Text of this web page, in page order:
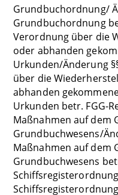
Grundbuchordnung/
Grundbuchordnung
Verordnung über die
oder abhanden
Urkunden/Änderung
über die
abhanden
Urkunden betr. FGG-
Maßnahmen auf dem
Grundbuchwesens/
Maßnahmen auf dem
Grundbuchwesens